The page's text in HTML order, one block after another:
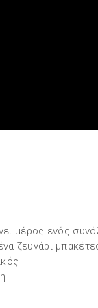
μέρος ενός
ζευγάρι